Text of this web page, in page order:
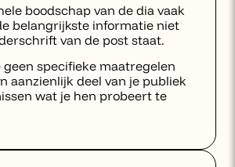
boodschap van de dia vaak
belangrijkste informatie niet
van de post staat.
geen specifieke maatregelen
aanzienlijk deel van je publiek
wat je hen probeert te